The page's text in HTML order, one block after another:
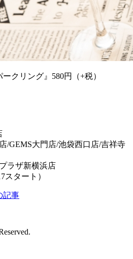
ークリング』580円（+税）
/GEMS大門店/池袋西口店/吉祥寺
ラザ新横浜店
タート）
記事